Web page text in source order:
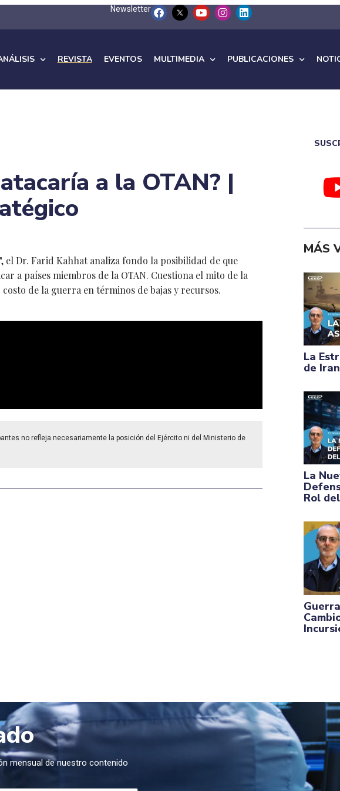
Newsletter
REVISTA EVENTOS MULTIMEDIA PUBLICACIONES
a la OTAN? |
el Dr. Farid Kahhat analiza fondo la posibilidad de que
a países miembros de la OTAN. Cuestiona el mito de la
de la guerra en términos de bajas y recursos.
no refleja necesariamente la posición del Ejército ni del Ministerio de
MÁS
La
de Iran
La
Rol
mensual de nuestro contenido